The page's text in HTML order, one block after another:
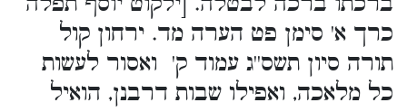
כרך א' סימן פט הערה מד. ירחון קול
תורה סיון תשס''ג עמוד ק' ואסור לעשות
כל מלאכה, ואפילו שבות דרבנן, הואיל